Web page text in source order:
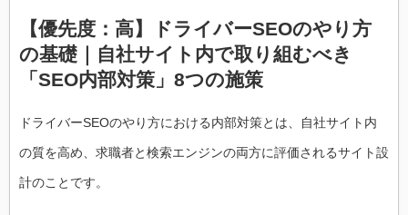
【優先度：高】ドライバーSEOのやり方
の基礎｜自社サイト内で取り組むべき
「SEO内部対策」8つの施策
ドライバーSEOのやり方における内部対策とは、自社サイト内
の質を高め、求職者と検索エンジンの両方に評価されるサイト設
計のことです。